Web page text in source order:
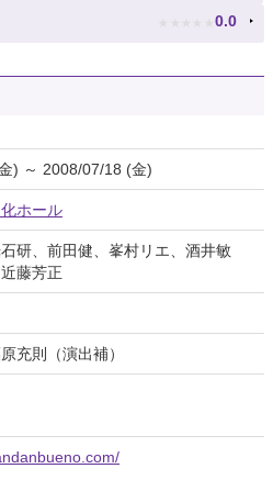
★ ★ ★ ★ ★ 0.0
) ～ 2008/07/18 (金)
ホール
研、前田健、峯村リエ、酒井敏
藤芳正
充則（演出補）